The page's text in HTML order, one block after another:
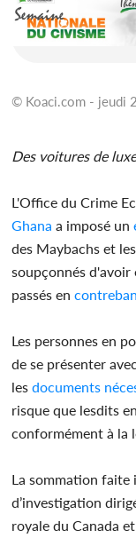
© Koaci.com - jeudi
Des voitures de
L'Office du Crime
Ghana a imposé un
des Maybachs et
soupçonnés d'avoir
passés en
Les personnes en
de se présenter
les documents
risque que lesdits
conformément à la
La sommation
d’investigation
royale du Canada